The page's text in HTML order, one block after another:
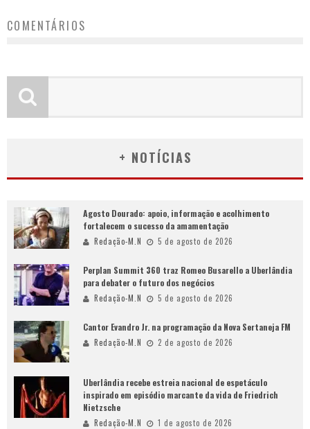
COMENTÁRIOS
+ NOTÍCIAS
Agosto Dourado: apoio, informação e acolhimento
fortalecem o sucesso da amamentação
Redação-M.N 5 de agosto de 2026
Perplan Summit 360 traz Romeo Busarello a Uberlândia
para debater o futuro dos negócios
Redação-M.N 5 de agosto de 2026
Cantor Evandro Jr. na programação da Nova Sertaneja FM
Redação-M.N 2 de agosto de 2026
Uberlândia recebe estreia nacional de espetáculo
inspirado em episódio marcante da vida de Friedrich
Nietzsche
Redação-M.N 1 de agosto de 2026